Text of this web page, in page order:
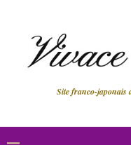
Site franco-japonais